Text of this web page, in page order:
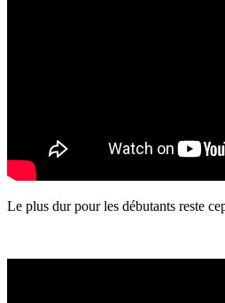
Le plus dur pour les débutants reste